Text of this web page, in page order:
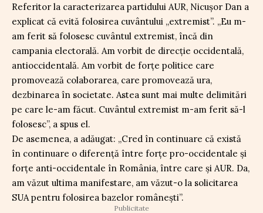
Referitor la caracterizarea partidului AUR, Nicușor Dan a
explicat că evită folosirea cuvântului „extremist”. „Eu m-
am ferit să folosesc cuvântul extremist, încă din
campania electorală. Am vorbit de direcție occidentală,
antioccidentală. Am vorbit de forțe politice care
promovează colaborarea, care promovează ura,
dezbinarea în societate. Astea sunt mai multe delimitări
pe care le-am făcut. Cuvântul extremist m-am ferit să-l
folosesc”, a spus el.
De asemenea, a adăugat: „Cred în continuare că există
în continuare o diferență între forțe pro-occidentale și
forțe anti-occidentale în România, între care și AUR. Da,
am văzut ultima manifestare, am văzut-o la solicitarea
SUA pentru folosirea bazelor românești”.
Publicitate